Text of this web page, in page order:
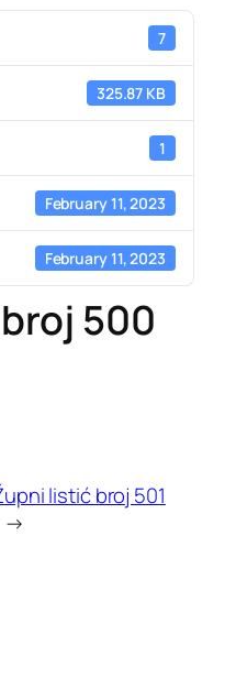
7
325.87 KB
1
February 11, 2023
February 11, 2023
500
listić broj 501
→